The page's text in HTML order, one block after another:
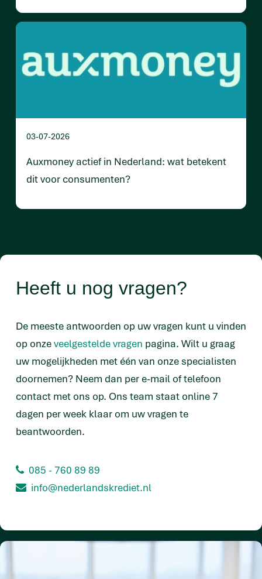
03-07-2026
Auxmoney actief in Nederland: wat betekent
dit voor consumenten?
Heeft u nog vragen?
De meeste antwoorden op uw vragen kunt u vinden
op onzeveelgestelde vragen pagina. Wilt u graag
uw mogelijkheden met één van onze specialisten
doornemen? Neem dan per e-mail of telefoon
contact met ons op. Ons team staat online 7
dagen per week klaar om uw vragen te
beantwoorden.
085 - 760 89 89
info@nederlandskrediet.nl